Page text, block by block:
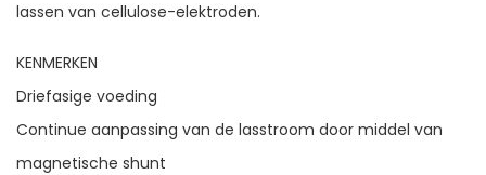
lassen van cellulose-elektroden.
KENMERKEN
Driefasige voeding
Continue aanpassing van de lasstroom door middel van
magnetische shunt